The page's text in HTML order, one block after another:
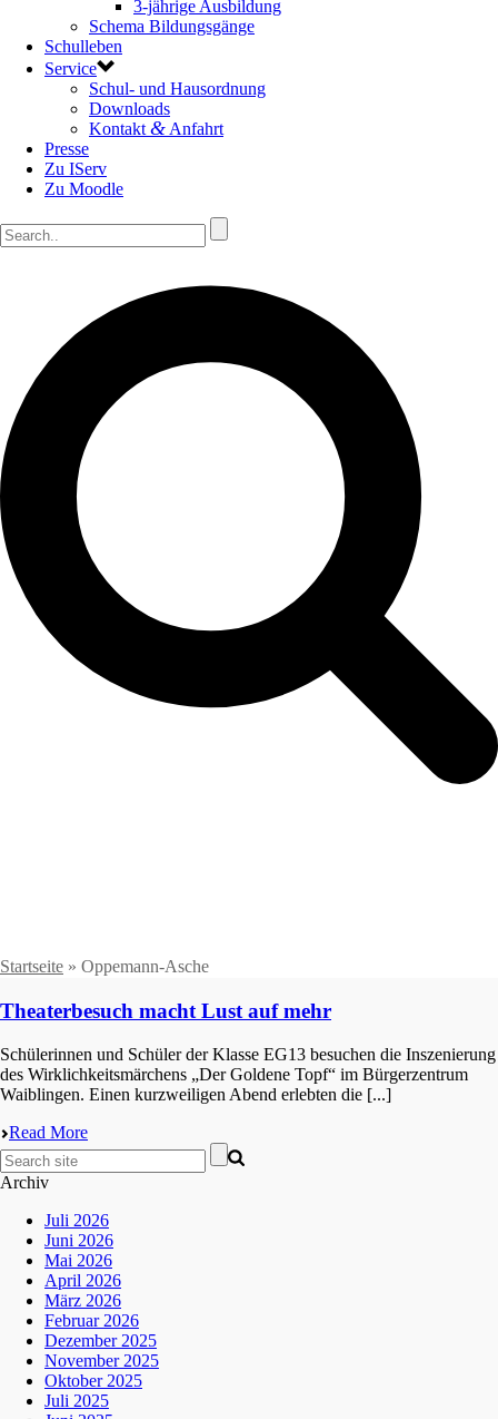
3-jährige Ausbildung
Schema Bildungsgänge
Schulleben
Service
Schul- und Hausordnung
Downloads
Kontakt & Anfahrt
Presse
Zu IServ
Zu Moodle
Startseite » Oppemann-Asche
Theaterbesuch macht Lust auf mehr
Schüle­rin­nen und Schüler der Klasse EG13 besuchen die Insze­nie­rung
des Wirklich­keits­mär­chens „Der Golde­ne Topf“ im Bürger­zen­trum
Waiblingen. Einen kurzwei­li­gen Abend erleb­ten die [...]
Read More
Archiv
Juli 2026
Juni 2026
Mai 2026
April 2026
März 2026
Februar 2026
Dezember 2025
November 2025
Oktober 2025
Juli 2025